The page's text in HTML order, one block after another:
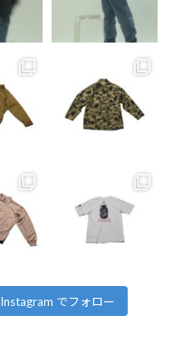
Instagram でフォロー